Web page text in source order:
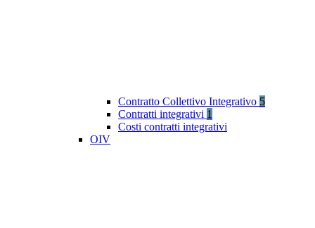
Contratto Collettivo Integrativo 5
Contratti integrativi 1
Costi contratti integrativi
OIV